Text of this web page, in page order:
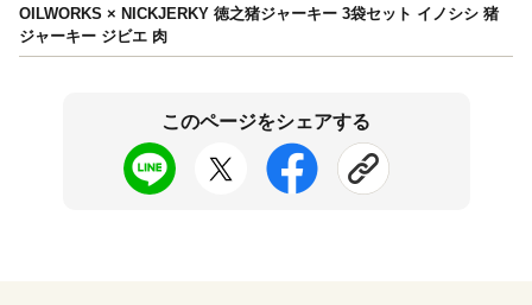
OILWORKS × NICKJERKY 徳之猪ジャーキー 3袋セット イノシシ 猪
ジャーキー ジビエ 肉
このページをシェアする